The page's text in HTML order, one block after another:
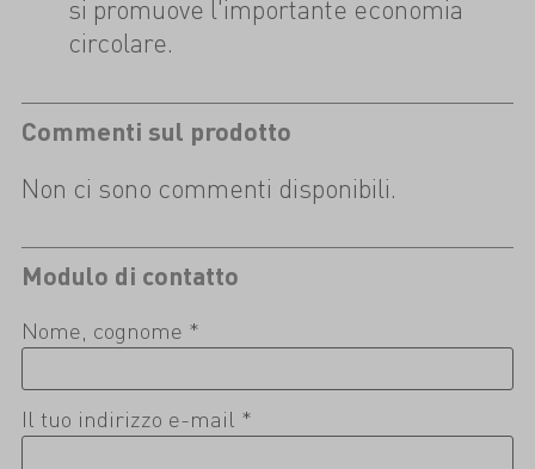
si promuove l'importante economia
circolare.
Commenti sul prodotto
Non ci sono commenti disponibili.
Modulo di contatto
Nome, cognome *
Il tuo indirizzo e-mail *